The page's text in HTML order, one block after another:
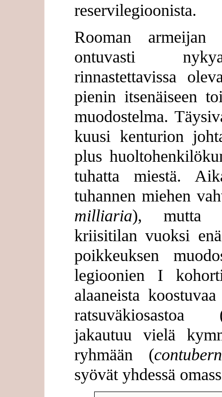
reservilegioonista.
Rooman
ontuvasti
rinnastettavissa
pienin itsenäiseen
muodostelma.
kuusi kenturion
plus
tuhatta miestä.
tuhannen miehen
milliaria), mutta
kriisitilan vuoksi
poikkeuksen
legioonien I
alaaneista
ratsuväkiosastoa
jakautuu vielä
ryhmään (
syövät yhdessä